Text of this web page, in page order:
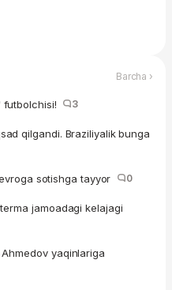
Barcha ›
futbolchisi! 3
qilgandi. Braziliyalik bunga
sotishga tayyor 0
jamoadagi kelajagi
yaqinlariga